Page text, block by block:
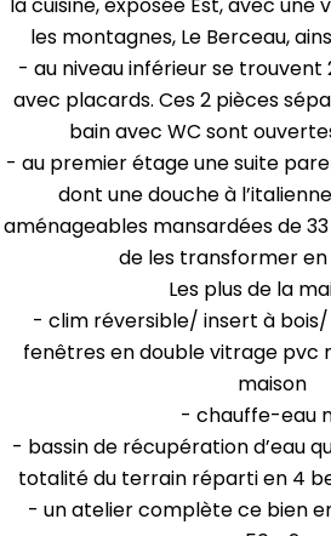
la cuisine, exposée Est, avec une
les montagnes, Le Berceau,
- au niveau inférieur se
avec placards. Ces 2 pièces
bain avec WC sont
- au premier étage une suite
dont une douche à
aménageables mansardées de
de les transformer en
Les plus de la
- clim réversible/ insert à
fenêtres en double vitrage pvc
maison
- chauffe-eau
- bassin de récupération d’eau
totalité du terrain réparti en 4
- un atelier complète ce bien